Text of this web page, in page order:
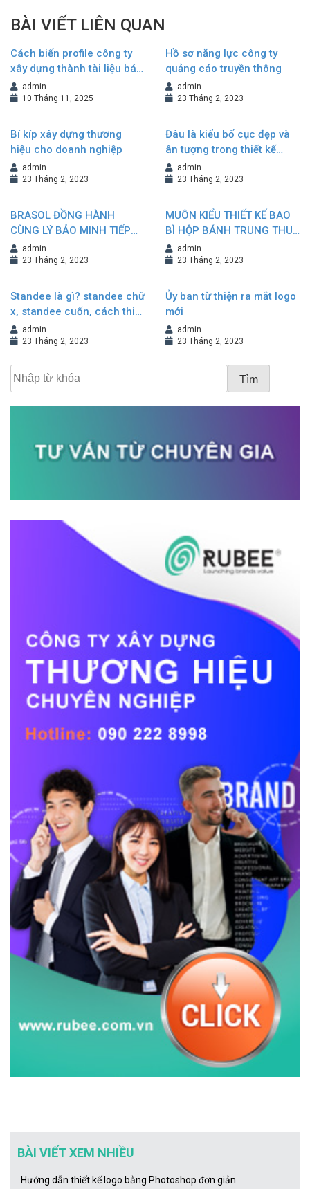
BÀI VIẾT LIÊN QUAN
Cách biến profile công ty
xây dựng thành tài liệu bán
hàng hiệu quả
admin
10 Tháng 11, 2025
Hồ sơ năng lực công ty
quảng cáo truyền thông
admin
23 Tháng 2, 2023
Bí kíp xây dựng thương
hiệu cho doanh nghiệp
admin
23 Tháng 2, 2023
Đâu là kiểu bố cục đẹp và
ân tượng trong thiết kế
Brochure?
admin
23 Tháng 2, 2023
BRASOL ĐỒNG HÀNH
CÙNG LÝ BẢO MINH TIẾP
NỐI VÀ KHẲNG ĐỊNH
THƯƠNG HIỆU
admin
23 Tháng 2, 2023
MUÔN KIỂU THIẾT KẾ BAO
BÌ HỘP BÁNH TRUNG THU
NÂNG TẦM GIÁ TRỊ
THƯƠNG HIỆU
admin
23 Tháng 2, 2023
Standee là gì? standee chữ
x, standee cuốn, cách thiết
kế standee đẹp
admin
23 Tháng 2, 2023
Ủy ban từ thiện ra mắt logo
mới
admin
23 Tháng 2, 2023
Tìm
BÀI VIẾT XEM NHIỀU
Hướng dẫn thiết kế logo bằng Photoshop đơn giản